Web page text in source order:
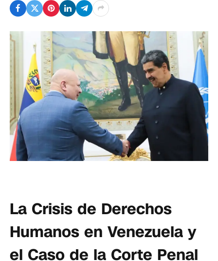
La Crisis de Derechos
Humanos en Venezuela y
el Caso de la Corte Penal